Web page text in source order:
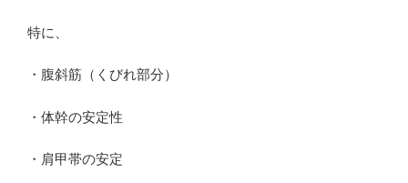
特に、
・腹斜筋（くびれ部分）
・体幹の安定性
・肩甲帯の安定